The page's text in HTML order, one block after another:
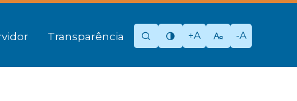
Transparência +A -A